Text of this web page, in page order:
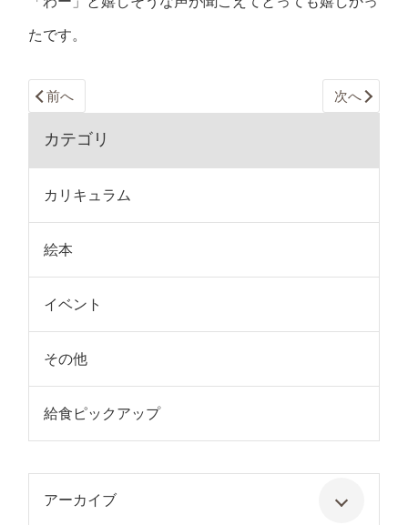
たです。
前へ 次へ
カテゴリ
カリキュラム
絵本
イベント
その他
給食ピックアップ
アーカイブ